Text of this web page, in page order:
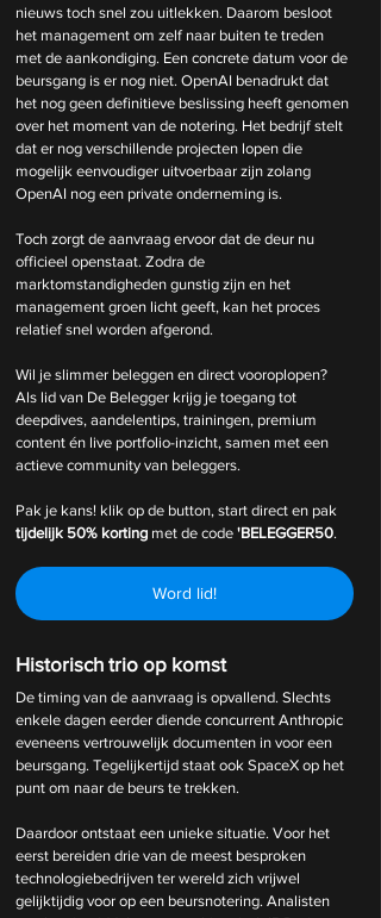
nieuws toch snel zou uitlekken. Daarom besloot
het management om zelf naar buiten te treden
met de aankondiging. Een concrete datum voor de
beursgang is er nog niet. OpenAI benadrukt dat
het nog geen definitieve beslissing heeft genomen
over het moment van de notering. Het bedrijf stelt
dat er nog verschillende projecten lopen die
mogelijk eenvoudiger uitvoerbaar zijn zolang
OpenAI nog een private onderneming is.
Toch zorgt de aanvraag ervoor dat de deur nu
officieel openstaat. Zodra de
marktomstandigheden gunstig zijn en het
management groen licht geeft, kan het proces
relatief snel worden afgerond.
Wil je slimmer beleggen en direct vooroplopen?
Als lid van De Belegger krijg je toegang tot
deepdives, aandelentips, trainingen, premium
content én live portfolio-inzicht, samen met een
actieve community van beleggers.
Pak je kans! klik op de button, start direct en pak
tijdelijk 50% korting met de code 'BELEGGER50.
Word lid!
Historisch trio op komst
De timing van de aanvraag is opvallend. Slechts
enkele dagen eerder diende concurrent Anthropic
eveneens vertrouwelijk documenten in voor een
beursgang. Tegelijkertijd staat ook SpaceX op het
punt om naar de beurs te trekken.
Daardoor ontstaat een unieke situatie. Voor het
eerst bereiden drie van de meest besproken
technologiebedrijven ter wereld zich vrijwel
gelijktijdig voor op een beursnotering. Analisten